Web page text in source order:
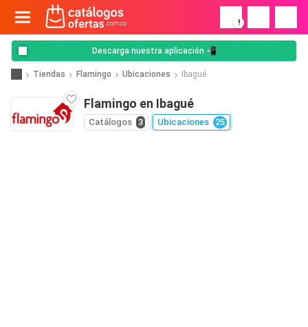
!
Descarga nuestra aplicación 📲
Tiendas Flamingo Ubicaciones Ibagué
Flamingo en Ibagué
Catálogos 3 Ubicaciones 25